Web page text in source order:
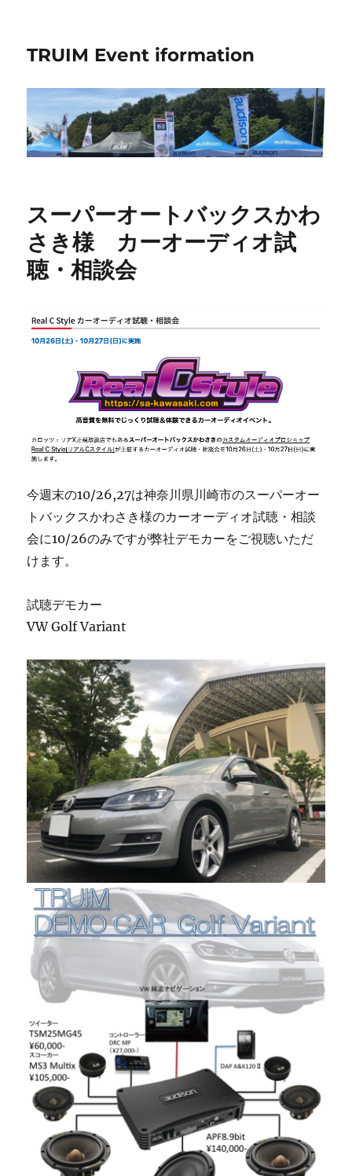
TRUIM Event iformation
スーパーオートバックスかわ
さき様 カーオーディオ試
聴・相談会
今週末の10/26,27は神奈川県川崎市のスーパーオー
トバックスかわさき様のカーオーディオ試聴・相談
会に10/26のみですが弊社デモカーをご視聴いただ
けます。
試聴デモカー
VW Golf Variant